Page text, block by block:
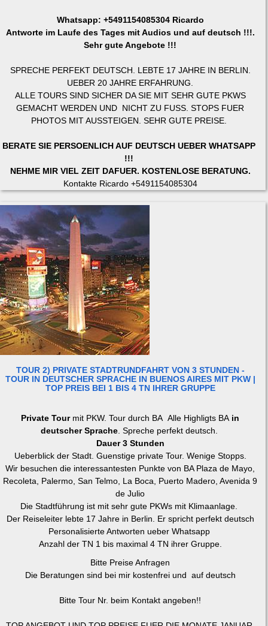
Whatsapp: +5491154085304 Ricardo
Antworte im Laufe des Tages mit Audios und auf deutsch !!!.
Sehr gute Angebote !!!
SPRECHE PERFEKT DEUTSCH. LEBTE 17 JAHRE IN BERLIN.
UEBER 20 JAHRE ERFAHRUNG.
ALLE TOURS SIND SICHER DA SIE MIT SEHR GUTE PKWS
GEMACHT WERDEN UND NICHT ZU FUSS. STOPS FUER
PHOTOS MIT AUSSTEIGEN. SEHR GUTE PREISE.
BERATE SIE PERSOENLICH AUF DEUTSCH UEBER WHATSAPP
!!!
NEHME MIR VIEL ZEIT DAFUER. KOSTENLOSE BERATUNG.
Kontakte Ricardo +5491154085304
TOUR 2) PRIVATE STADTRUNDFAHRT VON 3 STUNDEN -
TOUR IN DEUTSCHER SPRACHE IN BUENOS AIRES MIT PKW |
TOP PREIS BEI 1 BIS 4 TN IHRER GRUPPE
Private Tour mit PKW. Tour durch BA Alle Highligts BA in
deutscher Sprache. Spreche perfekt deutsch.
Dauer 3 Stunden
Ueberblick der Stadt. Guenstige private Tour. Wenige Stopps.
Wir besuchen die interessantesten Punkte von BA Plaza de Mayo,
Recoleta, Palermo, San Telmo, La Boca, Puerto Madero, Avenida 9
de Julio
Die Stadtführung ist mit sehr gute PKWs mit Klimaanlage.
Der Reiseleiter lebte 17 Jahre in Berlin. Er spricht perfekt deutsch
Personalisierte Antworten ueber Whatsapp
Anzahl der TN 1 bis maximal 4 TN ihrer Gruppe.
Bitte Preise Anfragen
Die Beratungen sind bei mir kostenfrei und auf deutsch
Bitte Tour Nr. beim Kontakt angeben!!